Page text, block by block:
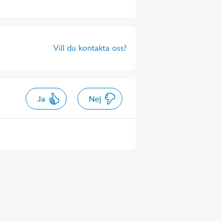
Vill du kontakta oss?
Ja Nej